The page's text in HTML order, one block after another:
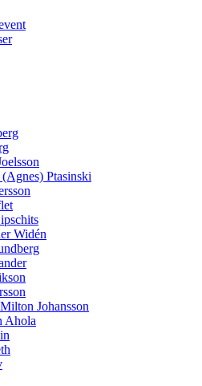
Ptasinski
Widén
Johansson
Ahola